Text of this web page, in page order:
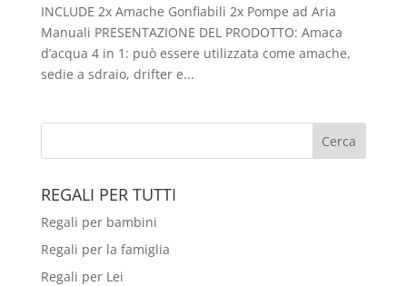
INCLUDE 2x Amache Gonfiabili 2x Pompe ad Aria
Manuali PRESENTAZIONE DEL PRODOTTO: Amaca
d’acqua 4 in 1: può essere utilizzata come amache,
sedie a sdraio, drifter e...
REGALI PER TUTTI
Regali per bambini
Regali per la famiglia
Regali per Lei